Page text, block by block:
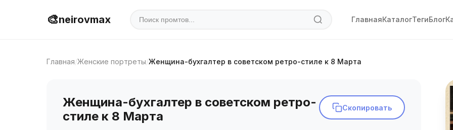
🎨neirovmax ГлавнаяКаталогТегиБлог
Главная/Женские портреты/Женщина-бухгалтер в советском ретро-стиле к 8 Марта
Женщина-бухгалтер в советском ретро-
стиле к 8 Марта
Скопировать